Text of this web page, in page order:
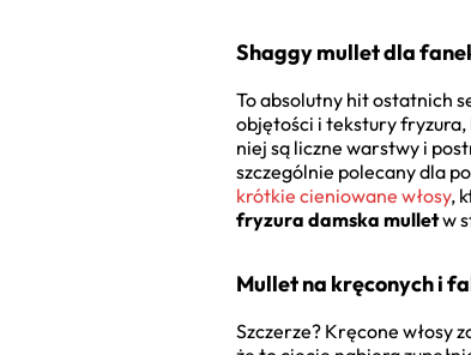
Shaggy mullet dla
To absolutny hit ostatnich
objętości i tekstury fryzura,
niej są liczne warstwy i
szczególnie polecany dla
krótkie cieniowane włosy,
fryzura damska mulletw
Mullet na kręconych i
Szczerze? Kręcone włosy